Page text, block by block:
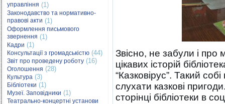
управління (1)
Законодавство та нормативно-
правові акти (1)
Оформлення письмового
звернення (1)
Кадри (1)
Консультації з громадськістю (44)
Звіт про проведену роботу (16)
Оголошення (28)
Культура (3)
Бібліотеки (1)
Музеї. Заповідники (1)
Театрально-концертні установи
Звісно, не забули і про
цікавих історій
“Казковірус”. Такий
слухати казкові
сторінці бібліотеки в